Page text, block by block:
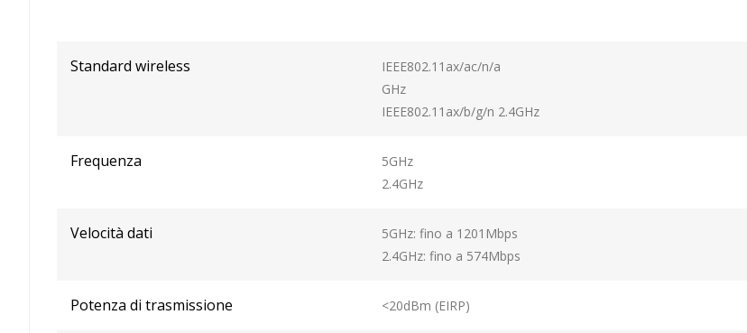
Standard wireless
IEEE802.11ax/ac/n/a
GHz
IEEE802.11ax/b/g/n 2.4GHz
Frequenza
5GHz
2.4GHz
Velocità dati
5GHz: fino a 1201Mbps
2.4GHz: fino a 574Mbps
Potenza di trasmissione <20dBm (EIRP)